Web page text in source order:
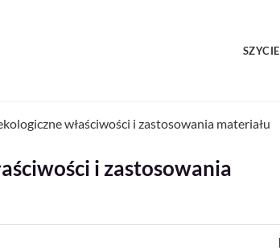
SZYCIE
właściwości i zastosowania materiału
i zastosowania